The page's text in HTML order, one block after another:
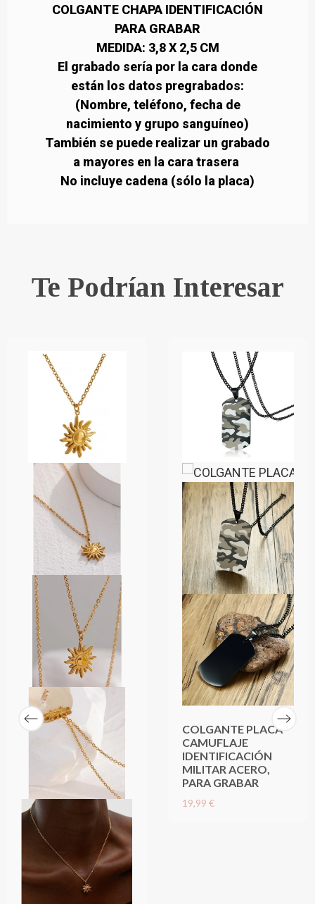
COLGANTE CHAPA IDENTIFICACIÓN
PARA GRABAR
MEDIDA: 3,8 X 2,5 CM
El grabado sería por la cara donde
están los datos pregrabados:
(Nombre, teléfono, fecha de
nacimiento y grupo sanguíneo)
También se puede realizar un grabado
a mayores en la cara trasera
No incluye cadena (sólo la placa)
Te Podrían Interesar
COLGANTE PLACA
CAMUFLAJE
IDENTIFICACIÓN
MILITAR ACERO,
PARA GRABAR
19,99 €